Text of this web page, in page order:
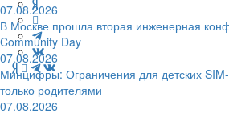
07.08.2026
В Москве прошла вторая инженерная
Community Day
07.08.2026
Минцифры: Ограничения для детских
только родителями
07.08.2026